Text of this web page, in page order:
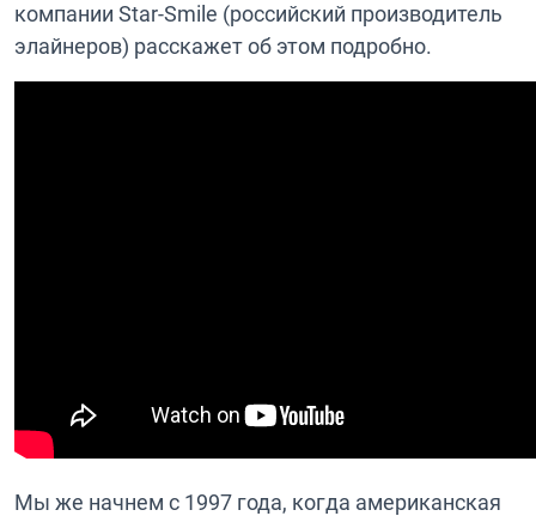
компании Star-Smile (российский производитель
элайнеров) расскажет об этом подробно.
Мы же начнем с 1997 года, когда американская